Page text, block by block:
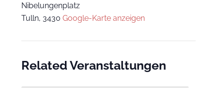
Nibelungenplatz
Tulln, 3430 Google-Karte anzeigen
Related Veranstaltungen